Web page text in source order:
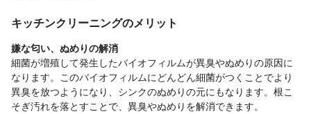
キッチンクリーニングのメリット
嫌な匂い、ぬめりの解消
細菌が増殖して発生したバイオフィルムが異臭やぬめりの原因に
なります。このバイオフィルムにどんどん細菌がつくことでより
異臭を放つようになり、シンクのぬめりの元にもなります。根こ
そぎ汚れを落とすことで、異臭やぬめりを解消できます。